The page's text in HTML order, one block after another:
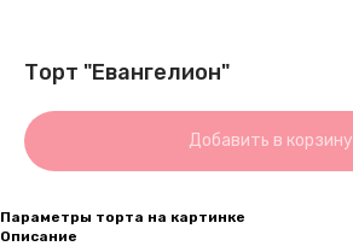
Торт "Евангелион"
Добавить в корзину
Параметры торта на картинке
Описание